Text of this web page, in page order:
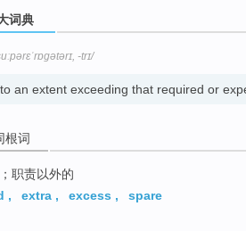
词典
-trɪ/
an extent exceeding that required or
根词
职责以外的
, extra , excess , spare